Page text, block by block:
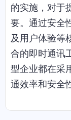
的实施，对于
要。通过安全
及用户体验等
合的即时通讯
型企业都在采
通效率和安全